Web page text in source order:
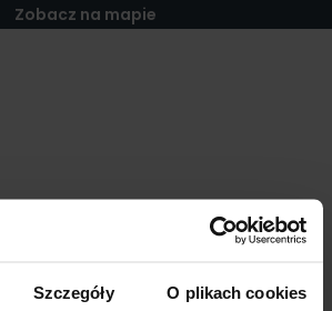
Szczegóły O plikach cookies
Zobacz na mapie